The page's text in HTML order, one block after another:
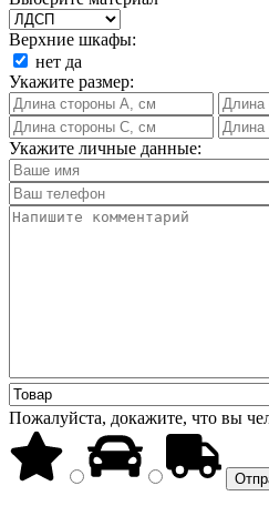
Верхние шкафы:
нет да
Укажите размер:
Укажите личные данные:
Пожалуйста, докажите, что вы